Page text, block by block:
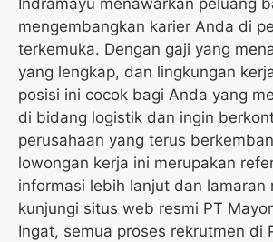
Indramayu menawarkan peluang
mengembangkan karier Anda di
terkemuka. Dengan gaji yang
yang lengkap, dan lingkungan
posisi ini cocok bagi Anda yang
di bidang logistik dan ingin
perusahaan yang terus
lowongan kerja ini merupakan
informasi lebih lanjut dan lamaran
kunjungi situs web resmi PT
Ingat, semua proses rekrutmen di